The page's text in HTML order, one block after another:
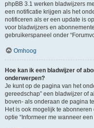
phpBB 3.1 werken bladwijzers
een notificatie krijgen als het
notificeren als er een update is
voor bladwijzers en
gebruikerspaneel onder
Omhoog
Hoe kan ik een bladwijzer of
onderwerpen?
Je kunt op de pagina van het
gereedschap” een bladwijzer of
boven- als onderaan de pagina
Het is ook mogelijk te
optie “Informeer me wanneer